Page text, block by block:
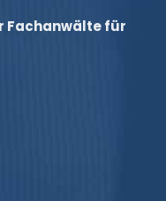
Fachanwälte für